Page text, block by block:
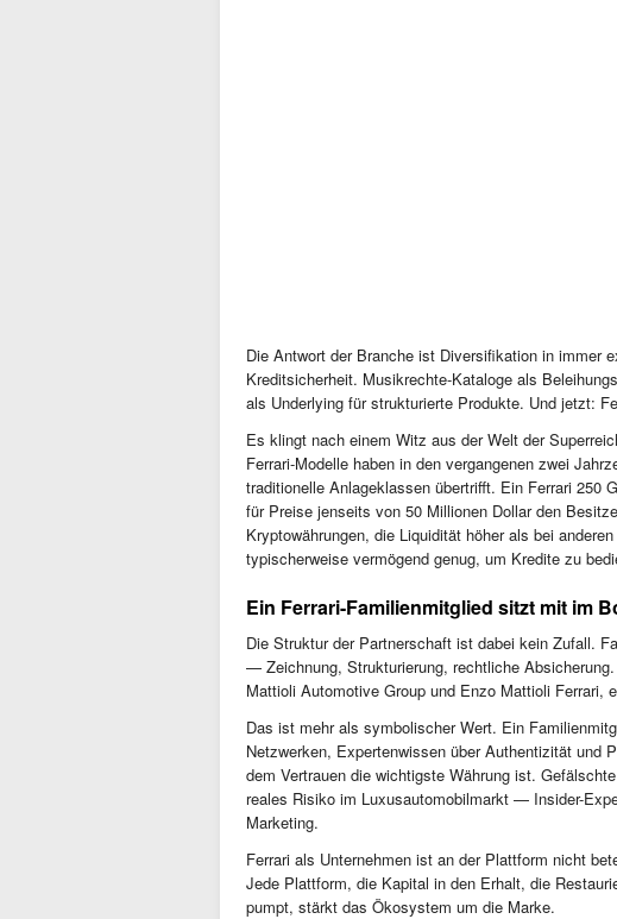
Die Antwort der Branche ist Diversifikation in immer
Kreditsicherheit. Musikrechte-Kataloge als
als Underlying für strukturierte Produkte. Und jetzt:
Es klingt nach einem Witz aus der Welt der
Ferrari-Modelle haben in den vergangenen zwei
traditionelle Anlageklassen übertrifft. Ein Ferrari 250
für Preise jenseits von 50 Millionen Dollar den
Kryptowährungen, die Liquidität höher als bei
typischerweise vermögend genug, um Kredite zu
Ein Ferrari-Familienmitglied sitzt mit im
Die Struktur der Partnerschaft ist dabei kein Zufall.
— Zeichnung, Strukturierung, rechtliche
Mattioli Automotive Group und Enzo Mattioli Ferrari,
Das ist mehr als symbolischer Wert. Ein
Netzwerken, Expertenwissen über Authentizität und
dem Vertrauen die wichtigste Währung ist.
reales Risiko im Luxusautomobilmarkt — Insider-
Marketing.
Ferrari als Unternehmen ist an der Plattform nicht
Jede Plattform, die Kapital in den Erhalt, die
pumpt, stärkt das Ökosystem um die Marke.